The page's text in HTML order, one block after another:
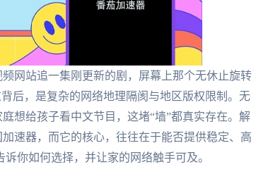
网站追一集刚更新的剧，屏幕上那个无休止旋转
后，是复杂的网络地理隔阂与地区版权限制。无
想给孩子看中文节目，这堵“墙”都真实存在。解
速器，而它的核心，往往在于能否提供稳定、高
你如何选择，并让家的网络触手可及。